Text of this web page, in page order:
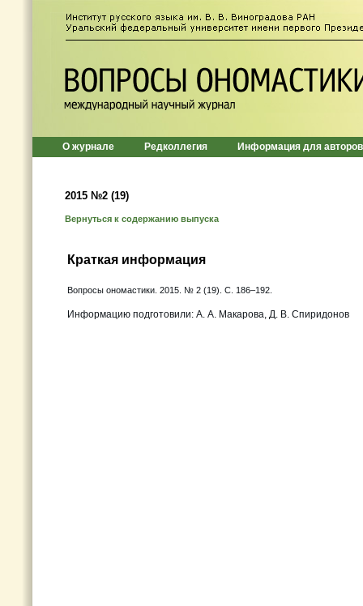
О журнале Редколлегия Информация для авторов
2015 №2 (19)
Вернуться к содержанию выпуска
Краткая информация
Вопросы ономастики. 2015. № 2 (19). C. 186–192.
Информацию подготовили: А. А. Макарова, Д. В. Спиридонов